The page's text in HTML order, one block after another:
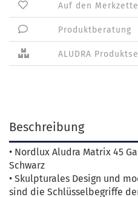
Auf den
Produktberatung
ALUDRA
Beschreibung
• Nordlux Aludra Matrix 45
Schwarz
• Skulpturales Design und
sind die Schlüsselbegriffe